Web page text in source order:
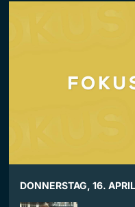
DONNERSTAG, 16.